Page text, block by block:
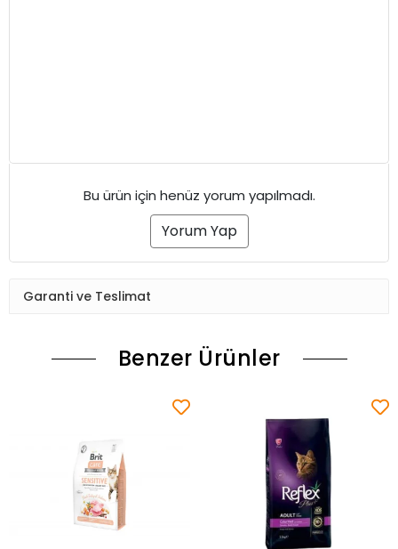
Bu ürün için henüz yorum yapılmadı.
Yorum Yap
Garanti ve Teslimat
Benzer Ürünler